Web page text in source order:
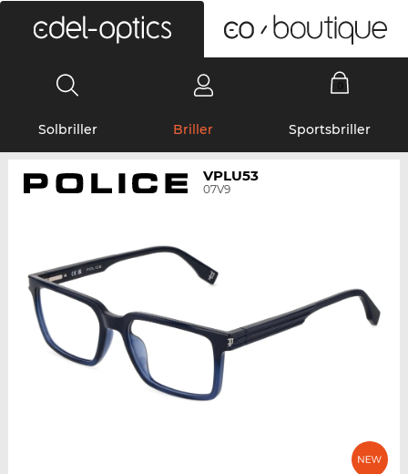
Solbriller Briller Sportsbriller
VPLU53
07V9